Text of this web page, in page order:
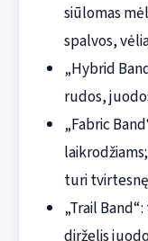
siūlomas
spalvos,
„Hybrid
rudos,
„Fabric
turi
„Trail
dirželis